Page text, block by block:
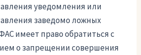
уведомления или
заведомо ложных
имеет право обратиться с
о запрещении совершения